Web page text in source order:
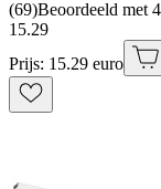
(69)Beoordeeld met
15.29
Prijs: 15.29 euro